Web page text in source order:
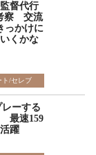
督代行
察 交流
っかけに
くかな
ト/セレブ
ーする
最速159
躍